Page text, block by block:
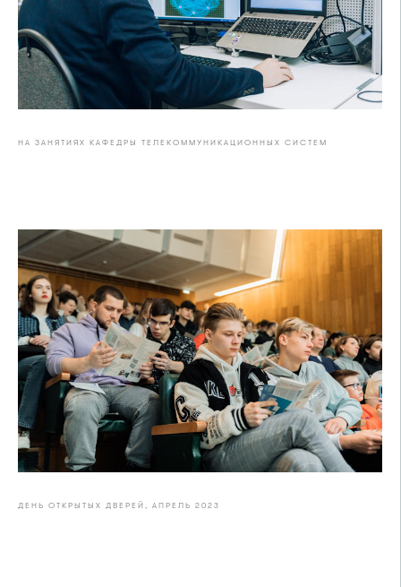
НА ЗАНЯТИЯХ КАФЕДРЫ ТЕЛЕКОММУНИКАЦИОННЫХ СИСТЕМ
ДЕНЬ ОТКРЫТЫХ ДВЕРЕЙ, АПРЕЛЬ 2023